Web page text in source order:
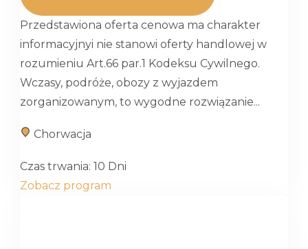
Przedstawiona oferta cenowa ma charakter
informacyjnyi nie stanowi oferty handlowej w
rozumieniu Art.66 par.1 Kodeksu Cywilnego.
Wczasy, podróże, obozy z wyjazdem
zorganizowanym, to wygodne rozwiązanie...
Chorwacja
Czas trwania: 10 Dni
Zobacz program